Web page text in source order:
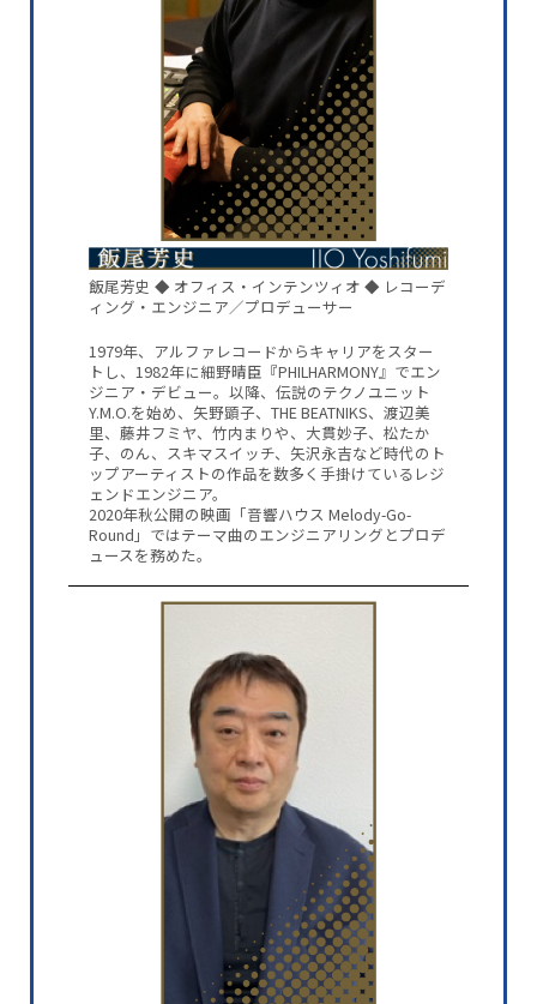
飯尾芳史 ◆ オフィス・インテンツィオ ◆ レコーデ
ィング・エンジニア／プロデューサー
1979年、アルファレコードからキャリアをスター
トし、1982年に細野晴臣『PHILHARMONY』でエン
ジニア・デビュー。以降、伝説のテクノユニット
Y.M.O.を始め、矢野顕子、THE BEATNIKS、渡辺美
里、藤井フミヤ、竹内まりや、大貫妙子、松たか
子、のん、スキマスイッチ、矢沢永吉など時代のト
ップアーティストの作品を数多く手掛けているレジ
ェンドエンジニア。
2020年秋公開の映画「音響ハウス Melody-Go-
Round」ではテーマ曲のエンジニアリングとプロデ
ュースを務めた。